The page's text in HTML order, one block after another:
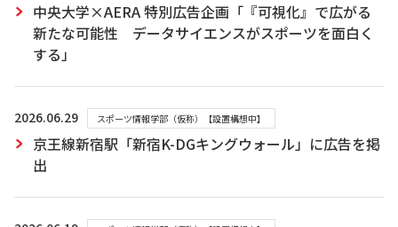
中央大学×AERA 特別広告企画「『可視化』で広がる
新たな可能性 データサイエンスがスポーツを面白く
する」
2026.06.29 スポーツ情報学部（仮称）【設置構想中】
京王線新宿駅「新宿K-DGキングウォール」に広告を掲
出